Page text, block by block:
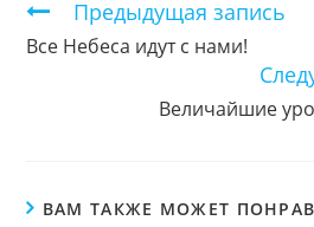
Продолжить
чтение
Предыдущая запись
Все Небеса идут с нами!
Величайшие
ВАМ ТАКЖЕ МОЖЕТ